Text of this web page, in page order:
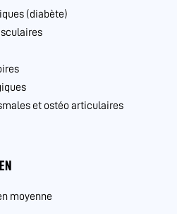
(diabète)
et ostéo articulaires
moyenne